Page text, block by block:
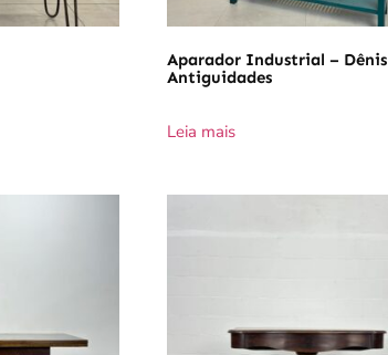
Aparador Industrial – Dênis
Antiguidades
Leia mais